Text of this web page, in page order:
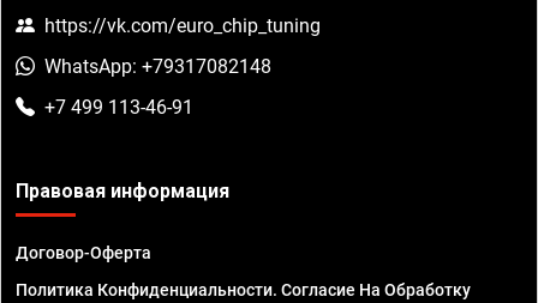
https://vk.com/euro_chip_tuning
WhatsApp: +79317082148
+7 499 113-46-91
Правовая информация
Договор-Оферта
Политика Конфиденциальности. Согласие На Обработку